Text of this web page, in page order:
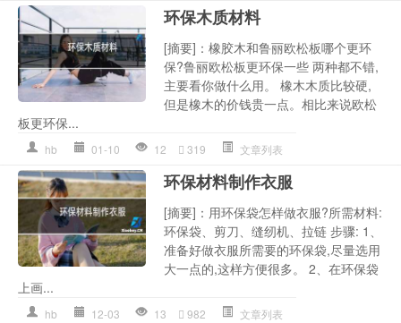
环保木质材料
[摘要]：橡胶木和鲁丽欧松板哪个更环
保?鲁丽欧松板更环保一些 两种都不错,
主要看你做什么用。 橡木木质比较硬,
但是橡木的价钱贵一点。相比来说欧松
板更环保...
hb 01-10 12 319 文章列表
环保材料制作衣服
[摘要]：用环保袋怎样做衣服?所需材料:
环保袋、剪刀、缝纫机、拉链 步骤: 1、
准备好做衣服所需要的环保袋,尽量选用
大一点的,这样方便很多。 2、在环保袋
上画...
hb 12-03 13 982 文章列表